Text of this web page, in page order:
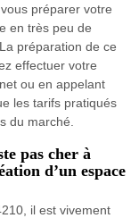
préparer votre
en très peu de
préparation de ce
effectuer votre
ou en appelant
les tarifs pratiqués
du marché.
pas cher à
d’un espace
il est vivement